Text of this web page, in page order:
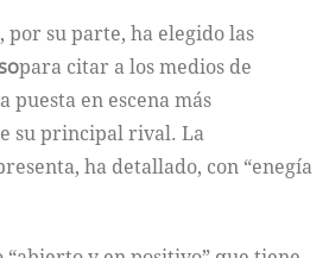
por su parte, ha elegido las
para citar a los medios de
puesta en escena más
su principal rival. La
ha detallado, con “enegía